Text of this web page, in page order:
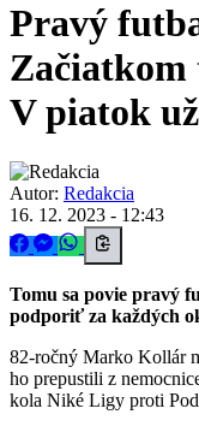
Pravý
V piatok
Autor: Redakcia
16. 12. 2023 - 12:43
Tomu sa povie pravý
podporiť za každých
82-ročný Marko Kollár
ho prepustili z
kola Niké Ligy proti